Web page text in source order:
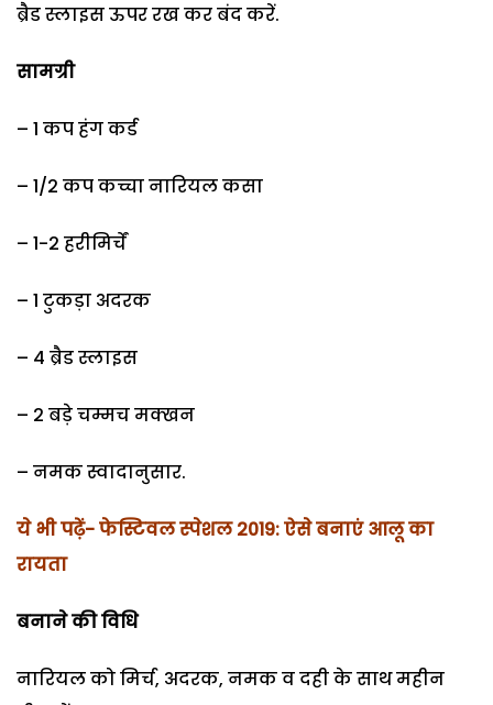
ब्रैड स्लाइस ऊपर रख कर बंद करें.
सामग्री
– 1 कप हंग कर्ड
– 1/2 कप कच्चा नारियल कसा
– 1-2 हरीमिर्चें
– 1 टुकड़ा अदरक
– 4 ब्रैड स्लाइस
– 2 बड़े चम्मच मक्खन
– नमक स्वादानुसार.
ये भी पढ़ें- फेस्टिवल स्पेशल 2019: ऐसे बनाएं आलू का
रायता
बनाने की विधि
नारियल को मिर्च, अदरक, नमक व दही के साथ महीन